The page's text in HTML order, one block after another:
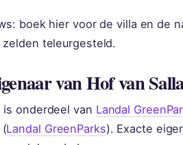
boek hier voor de villa en de
teleurgesteld.
van Hof van
is onderdeel van Landal
(Landal GreenParks). Exacte